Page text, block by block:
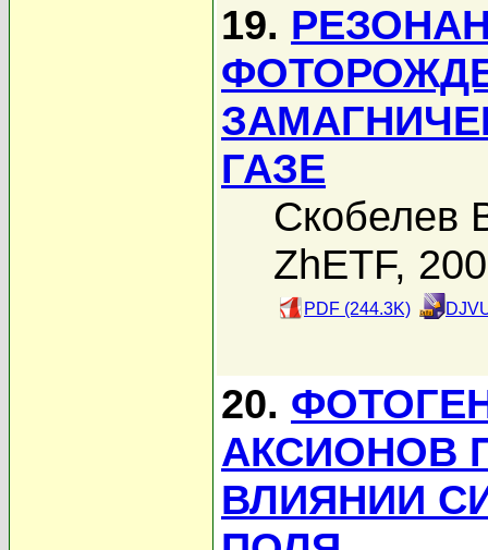
19.
ГАЗЕ
Скобелев
ZhETF,
PDF (244.3K)
20.
АКСИОНОВ
ВЛИЯНИИ